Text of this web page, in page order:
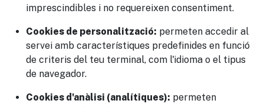
imprescindibles i no requereixen consentiment.
Cookies de personalització: permeten accedir al
servei amb característiques predefinides en funció
de criteris del teu terminal, com l'idioma o el tipus
de navegador.
Cookies d'anàlisi (analítiques): permeten